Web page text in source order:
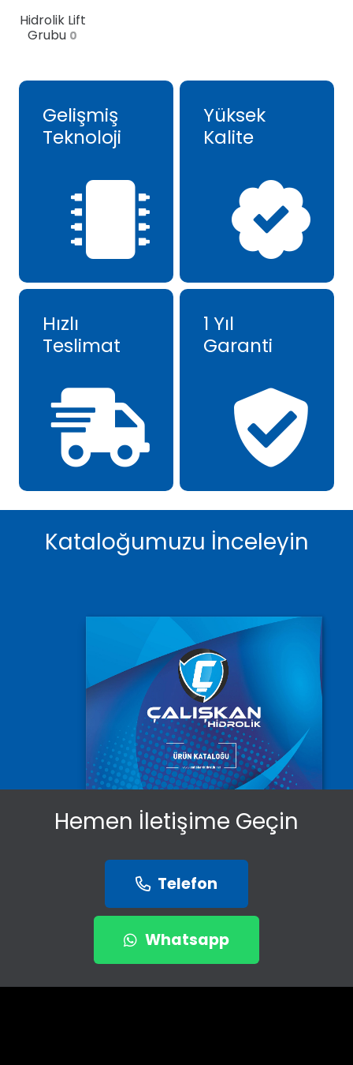
Hidrolik Lift
Grubu 0
Gelişmiş
Teknoloji
Yüksek
Kalite
Hızlı
Teslimat
1 Yıl
Garanti
Kataloğumuzu İnceleyin
Hemen İletişime Geçin
Telefon
Whatsapp